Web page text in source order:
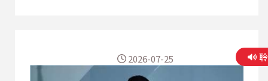
過去日本地震的時候，台灣也給予支持，台日遭遇
天災地變，都會互相幫忙。 「白狼」張安樂領導的
中華統一促進黨，去年遭披露在台灣為北京宣傳並
2026-07-25